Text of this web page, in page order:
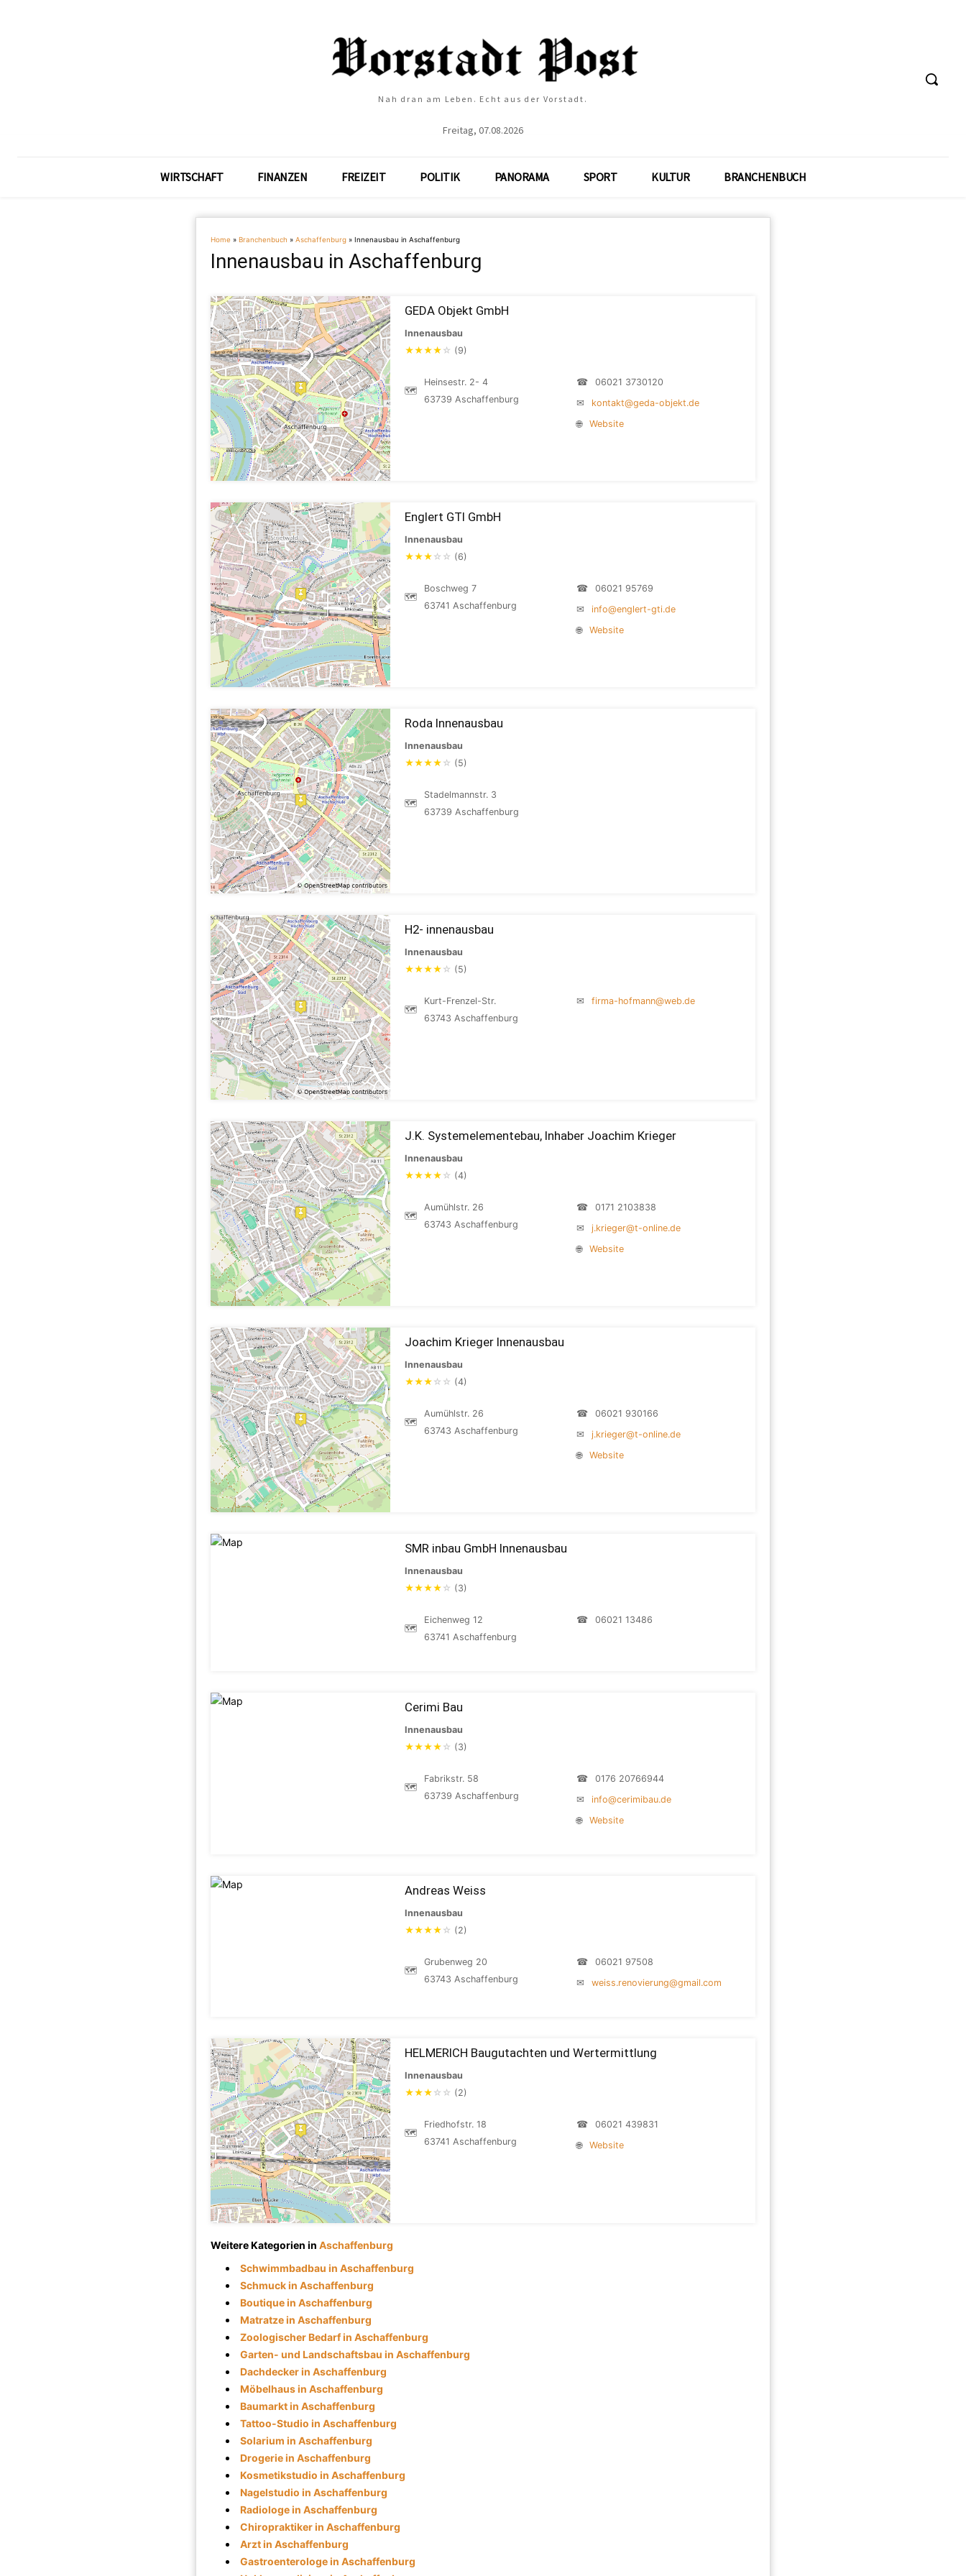
Nah dran am Leben. Echt aus der Vorstadt.
Freitag, 07.08.2026
WIRTSCHAFT FINANZEN FREIZEIT POLITIK PANORAMA SPORT KULTUR BRANCHENBUCH
Home » Branchenbuch » Aschaffenburg » Innenausbau in Aschaffenburg
Innenausbau in Aschaffenburg
GEDA Objekt GmbH
Innenausbau
★★★★ ☆ (9)
🗺
Heinsestr. 2- 4
63739 Aschaffenburg
☎
06021 3730120
✉
kontakt@geda-objekt.de
🌐
Website
Englert GTI GmbH
Innenausbau
★★★ ☆ ☆ (6)
🗺
Boschweg 7
63741 Aschaffenburg
☎
06021 95769
✉
info@englert-gti.de
🌐
Website
Roda Innenausbau
Innenausbau
★★★★ ☆ (5)
🗺
Stadelmannstr. 3
63739 Aschaffenburg
H2- innenausbau
Innenausbau
★★★★ ☆ (5)
🗺
Kurt-Frenzel-Str.
63743 Aschaffenburg
✉ firma-hofmann@web.de
J.K. Systemelementebau, Inhaber Joachim Krieger
Innenausbau
★★★★ ☆ (4)
🗺
Aumühlstr. 26
63743 Aschaffenburg
☎
0171 2103838
✉
j.krieger@t-online.de
🌐
Website
Joachim Krieger Innenausbau
Innenausbau
★★★ ☆ ☆ (4)
🗺
Aumühlstr. 26
63743 Aschaffenburg
☎
06021 930166
✉
j.krieger@t-online.de
🌐
Website
SMR inbau GmbH Innenausbau
Innenausbau
★★★★ ☆ (3)
🗺
Eichenweg 12
63741 Aschaffenburg
☎ 06021 13486
Cerimi Bau
Innenausbau
★★★★ ☆ (3)
🗺
Fabrikstr. 58
63739 Aschaffenburg
☎
0176 20766944
✉
info@cerimibau.de
🌐
Website
Andreas Weiss
Innenausbau
★★★★ ☆ (2)
🗺
Grubenweg 20
63743 Aschaffenburg
☎
06021 97508
✉
weiss.renovierung@gmail.com
HELMERICH Baugutachten und Wertermittlung
Innenausbau
★★★ ☆ ☆ (2)
🗺
Friedhofstr. 18
63741 Aschaffenburg
☎
06021 439831
🌐
Website
Weitere Kategorien in Aschaffenburg
Schwimmbadbau in Aschaffenburg
Schmuck in Aschaffenburg
Boutique in Aschaffenburg
Matratze in Aschaffenburg
Zoologischer Bedarf in Aschaffenburg
Garten- und Landschaftsbau in Aschaffenburg
Dachdecker in Aschaffenburg
Möbelhaus in Aschaffenburg
Baumarkt in Aschaffenburg
Tattoo-Studio in Aschaffenburg
Solarium in Aschaffenburg
Drogerie in Aschaffenburg
Kosmetikstudio in Aschaffenburg
Nagelstudio in Aschaffenburg
Radiologe in Aschaffenburg
Chiropraktiker in Aschaffenburg
Arzt in Aschaffenburg
Gastroenterologe in Aschaffenburg